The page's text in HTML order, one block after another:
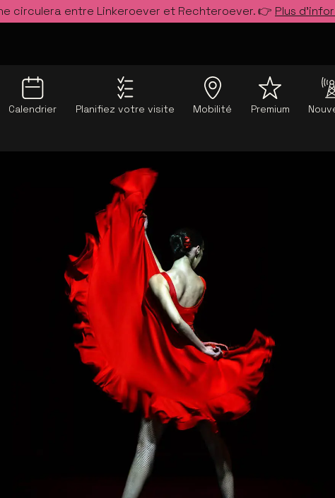
circulera entre Linkeroever et Rechteroever. 👉 Plus
Calendrier Planifiez votre visite Mobilité Premium